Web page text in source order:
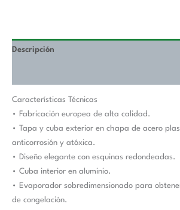
Descripción
Características Técnicas
• Fabricación europea de alta calidad.
• Tapa y cuba exterior en chapa de acero
anticorrosión y atóxica.
• Diseño elegante con esquinas redondeadas.
• Cuba interior en aluminio.
• Evaporador sobredimensionado para
de congelación.